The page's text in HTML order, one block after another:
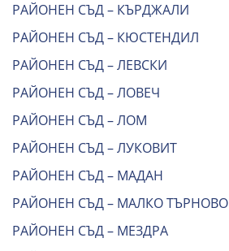
РАЙОНЕН СЪД – КЪРДЖАЛИ
РАЙОНЕН СЪД – КЮСТЕНДИЛ
РАЙОНЕН СЪД – ЛЕВСКИ
РАЙОНЕН СЪД – ЛОВЕЧ
РАЙОНЕН СЪД – ЛОМ
РАЙОНЕН СЪД – ЛУКОВИТ
РАЙОНЕН СЪД – МАДАН
РАЙОНЕН СЪД – МАЛКО ТЪРНОВО
РАЙОНЕН СЪД – МЕЗДРА